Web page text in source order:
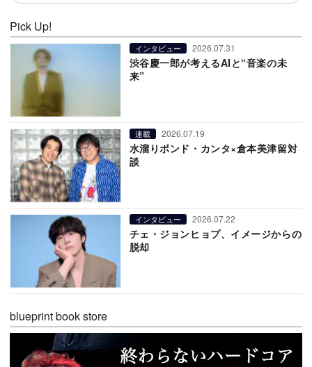
Pick Up!
インタビュー 2026.07.31
渋谷慶一郎が考えるAIと“音楽の未
来”
連載 2026.07.19
水溜りボンド・カンタ×倉本美津留対
談
インタビュー 2026.07.22
チェ・ジョンヒョプ、イメージからの
脱却
blueprint book store